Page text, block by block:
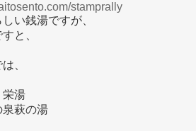
stamprally
い銭湯ですが、
と、
、
栄湯
泉萩の湯